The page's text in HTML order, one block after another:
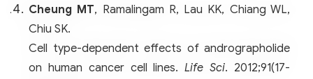
Cheung MT, Ramalingam R, Lau KK, Chiang WL,
Chiu SK.
Cell type-dependent effects of andrographolide
on human cancer cell lines.Life Sci. 2012;91(17-